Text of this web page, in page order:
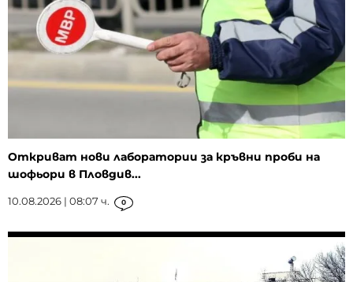
Откриват нови лаборатории за кръвни проби на
шофьори в Пловдив...
10.08.2026 | 08:07 ч. 0